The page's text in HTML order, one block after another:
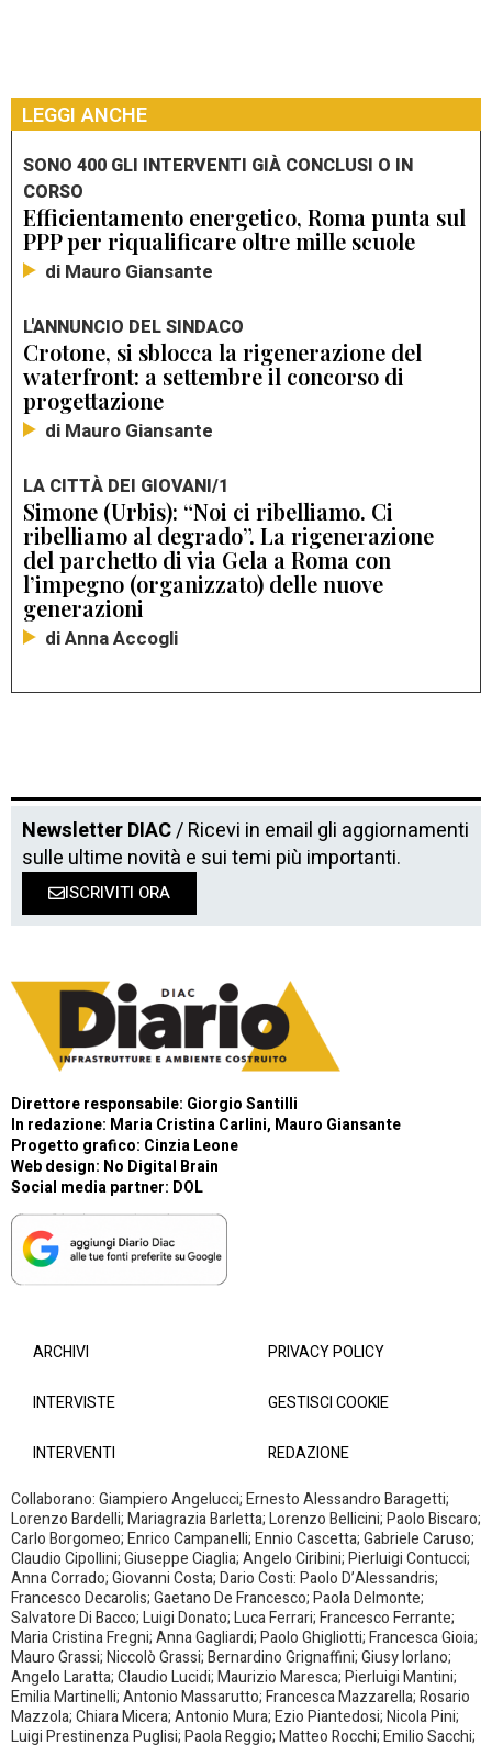
LEGGI ANCHE
SONO 400 GLI INTERVENTI GIÀ CONCLUSI O IN
CORSO
Efficientamento energetico, Roma punta sul
PPP per riqualificare oltre mille scuole
di Mauro Giansante
L'ANNUNCIO DEL SINDACO
Crotone, si sblocca la rigenerazione del
waterfront: a settembre il concorso di
progettazione
di Mauro Giansante
LA CITTÀ DEI GIOVANI/1
Simone (Urbis): “Noi ci ribelliamo. Ci
ribelliamo al degrado”. La rigenerazione
del parchetto di via Gela a Roma con
l’impegno (organizzato) delle nuove
generazioni
di Anna Accogli
Newsletter DIAC/ Ricevi in email gli aggiornamenti
sulle ultime novità e sui temi più importanti.
ISCRIVITI ORA
Direttore responsabile: Giorgio Santilli
In redazione: Maria Cristina Carlini, Mauro Giansante
Progetto grafico: Cinzia Leone
Web design: No Digital Brain
Social media partner: DOL
ARCHIVI
INTERVISTE
INTERVENTI
PRIVACY POLICY
GESTISCI COOKIE
REDAZIONE
Collaborano: Giampiero Angelucci; Ernesto Alessandro Baragetti;
Lorenzo Bardelli; Mariagrazia Barletta; Lorenzo Bellicini; Paolo Biscaro;
Carlo Borgomeo; Enrico Campanelli; Ennio Cascetta; Gabriele Caruso;
Claudio Cipollini; Giuseppe Ciaglia; Angelo Ciribini; Pierluigi Contucci;
Anna Corrado; Giovanni Costa; Dario Costi: Paolo D’Alessandris;
Francesco Decarolis; Gaetano De Francesco; Paola Delmonte;
Salvatore Di Bacco; Luigi Donato; Luca Ferrari; Francesco Ferrante;
Maria Cristina Fregni; Anna Gagliardi; Paolo Ghigliotti; Francesca Gioia;
Mauro Grassi; Niccolò Grassi; Bernardino Grignaffini; Giusy Iorlano;
Angelo Laratta; Claudio Lucidi; Maurizio Maresca; Pierluigi Mantini;
Emilia Martinelli; Antonio Massarutto; Francesca Mazzarella; Rosario
Mazzola; Chiara Micera; Antonio Mura; Ezio Piantedosi; Nicola Pini;
Luigi Prestinenza Puglisi; Paola Reggio; Matteo Rocchi; Emilio Sacchi;